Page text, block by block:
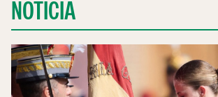
NOTICIA